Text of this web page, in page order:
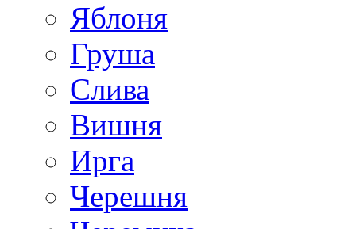
Яблоня
Груша
Слива
Вишня
Ирга
Черешня